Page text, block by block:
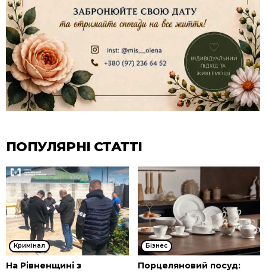
ПОПУЛЯРНІ СТАТТІ
Кримінал
На Рівненщині з
Бізнес
Порцеляновий посуд: